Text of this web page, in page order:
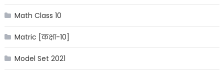
Math Class 10
Matric [कक्षा-10]
Model Set 2021